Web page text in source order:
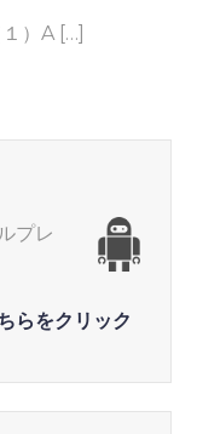
）A […]
プレ
らをクリック